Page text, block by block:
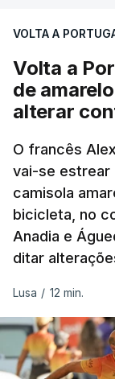
VOLTA A
Volta a
de
alterar
O francês
vai-se estrear
camisola
bicicleta, no
Anadia e
ditar
Lusa / 12 min.